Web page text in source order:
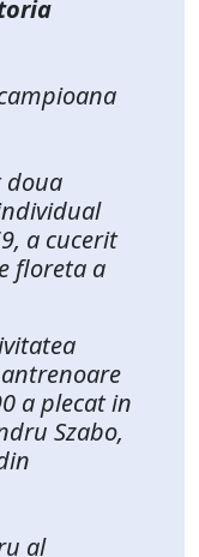
doua
a cucerit
floreta a
a plecat in
Szabo,
al